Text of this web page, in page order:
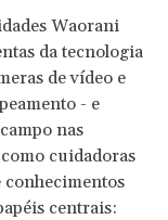
Waorani
da tecnologia
de vídeo e
- e
nas
cuidadoras
conhecimentos
centrais: